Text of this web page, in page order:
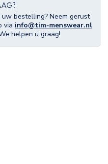
bestelling? Neem gerust
via info@tim-menswear.nl
helpen u graag!